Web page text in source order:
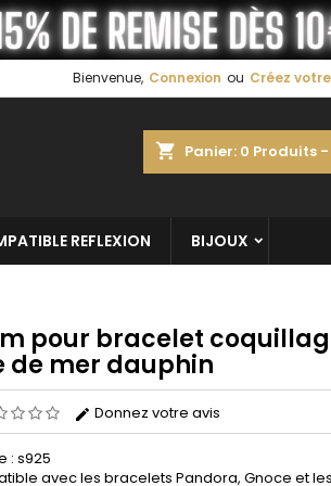
Bienvenue, Connexion ou Créez
shopping_cart Panier: 0 Produits
REFLEXION BIJOUX
pour bracelet
de mer dauphin
Donnez votre avis
: s925
avec les bracelets Pandora, Gnoce et les